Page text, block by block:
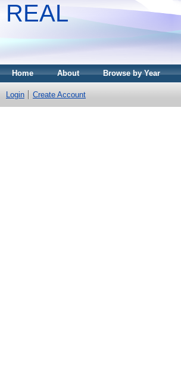
REAL
Home About Browse by Year
Login Create Account